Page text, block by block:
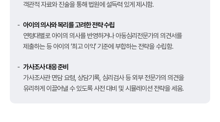
객관적 자료와 진술을 통해 법원에 설득력 있게 제시함.
아이의 의사와 복리를 고려한 전략 수립
연령대별로 아이의 의사를 반영하거나 아동심리전문가의 의견서를
제출하는 등 아이의 ‘최고 이익’ 기준에 부합하는 전략을 수립함.
가사조사 대응 준비
가사조사관 면담 요령, 상담기록, 심리검사 등 외부 전문가의 의견을
유리하게 이끌어낼 수 있도록 사전 대비 및 시뮬레이션 전략을 세움.